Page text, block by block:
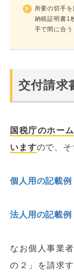
所要の切手
納税証明書1
手で間に合う
交付請求
国税庁のホー
いますので、そ
個人用の記載例
法人用の記載例
なお個人事業
の２」を請求